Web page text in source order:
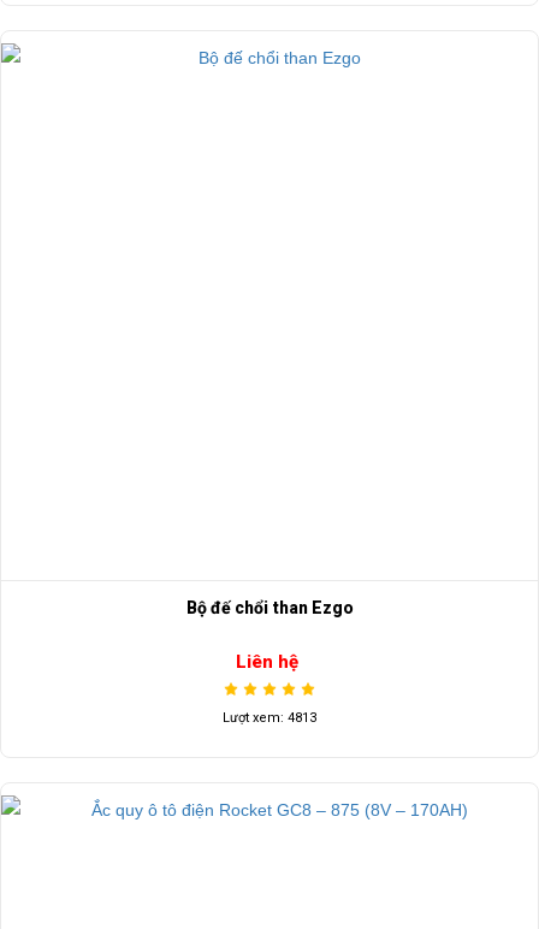
Bộ đế chổi than Ezgo
Liên hệ
Lượt xem: 4813